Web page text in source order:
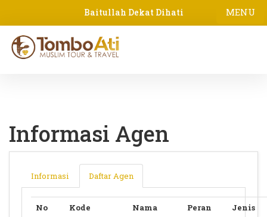
Baitullah Dekat Dihati
Informasi Agen
Informasi Daftar Agen
No Kode Nama Peran Jenis
MENU